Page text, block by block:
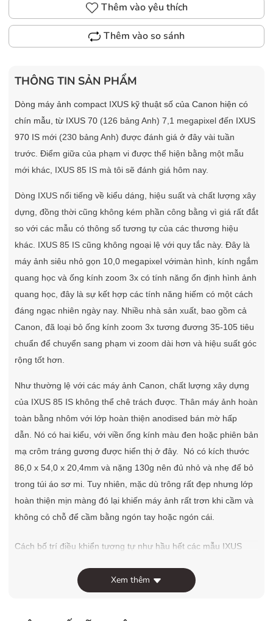
Thêm vào yêu thích
Thêm vào so sánh
THÔNG TIN SẢN PHẨM
Dòng máy ảnh compact IXUS kỹ thuật số của Canon hiện có
chín mẫu, từ IXUS 70 (126 bảng Anh) 7,1 megapixel đến IXUS
970 IS mới (230 bảng Anh) được đánh giá ở đây vài tuần
trước. Điểm giữa của phạm vi được thể hiện bằng một mẫu
mới khác, IXUS 85 IS mà tôi sẽ đánh giá hôm nay.
Dòng IXUS nổi tiếng về kiểu dáng, hiệu suất và chất lượng xây
dựng, đồng thời cũng không kém phần công bằng vì giá rất đắt
so với các mẫu có thông số tương tự của các thương hiệu
khác. IXUS 85 IS cũng không ngoại lệ với quy tắc này. Đây là
máy ảnh siêu nhỏ gọn 10,0 megapixel vớimàn hình, kính ngắm
quang học và ống kính zoom 3x có tính năng ổn định hình ảnh
quang học, đây là sự kết hợp các tính năng hiếm có một cách
đáng ngạc nhiên ngày nay. Nhiều nhà sản xuất, bao gồm cả
Canon, đã loại bỏ ống kính zoom 3x tương đương 35-105 tiêu
chuẩn để chuyển sang phạm vi zoom dài hơn và hiệu suất góc
rộng tốt hơn.
Như thường lệ với các máy ảnh Canon, chất lượng xây dựng
của IXUS 85 IS không thể chê trách được. Thân máy ảnh hoàn
toàn bằng nhôm với lớp hoàn thiện anodised bán mờ hấp
dẫn. Nó có hai kiểu, với viền ống kính màu đen hoặc phiên bản
mạ crôm tráng gương được hiển thị ở đây. Nó có kích thước
86,0 x 54,0 x 20,4mm và nặng 130g nên đủ nhỏ và nhẹ để bỏ
trong túi áo sơ mi. Tuy nhiên, mặc dù trông rất đẹp nhưng lớp
hoàn thiện mịn màng đó lại khiến máy ảnh rất trơn khi cầm và
không có chỗ để cầm bằng ngón tay hoặc ngón cái.
Cách bố trí điều khiển tương tự như hầu hết các mẫu IXUS
pad tròn đơn giản và công tắc trượt để chọn chế độ chụp,
quay video hoặc phát lại. Điều khiển thu phóng là một vòng
Xem thêm